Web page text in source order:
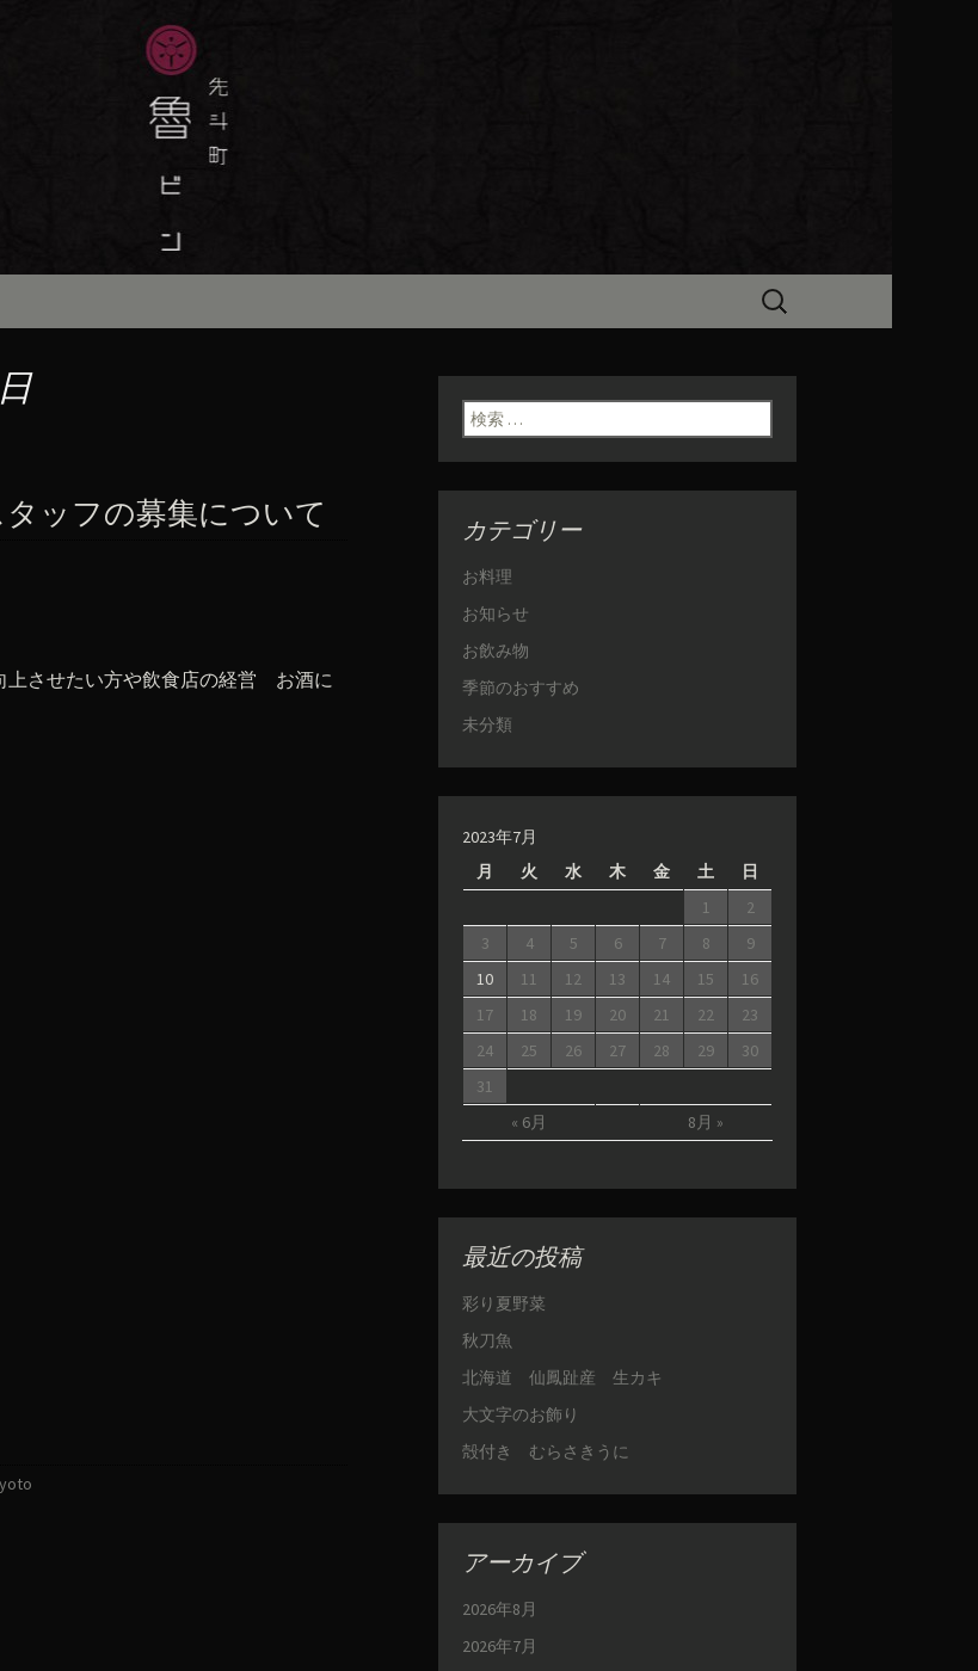
京料理・和食「魯ビン
公式ブログ
節の京料理・和食が自慢の「魯ビン（ろびん）」がお店からのお
をおとどけします。
検
ッフの募集について
上させたい方や飲食店の経営 お酒に
検索:
カテゴリー
お料理
お知らせ
お飲み物
季節のおすすめ
未分類
2023年7月
月
火 水 木 金 土 日
« 6月 8月 »
1
2
3
4 5 6 7 8
9
10
11 12 13 14 15
16
17
18 19 20 21 22
23
24
25 26 27 28 29
30
31
最近の投稿
彩り夏野菜
秋刀魚
北海道 仙鳳趾産 生カキ
大文字のお飾り
殻付き むらさきうに
アーカイブ
2026年8月
2026年7月